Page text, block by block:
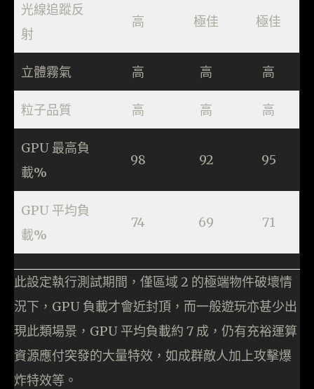
光線追蹤反
射
高 極佳 極佳
立體霧氣 高 高 高
粒子品質 高 高 高
GPU 最高負
載%
98 92 95
GPU 平均負
載%
74 69 71
此設定執行測試期間，僅區域 2 的極端物件破壞情
況下，GPU 負載才會近封頂，而一般遊玩亦甚少出
現此類場景，GPU 平均負載約 7 成，仍有充裕運算
資源應付突發的大量特效，如成群敵人加上攻擊爆
炸特效等。